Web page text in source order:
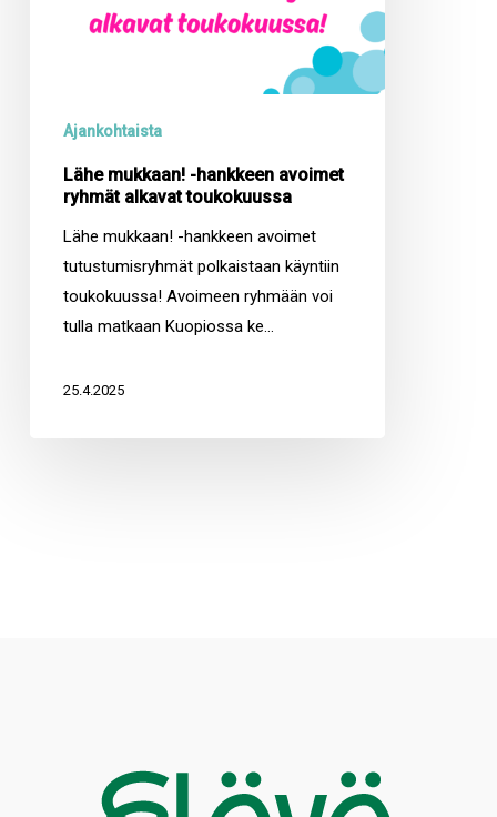
Ajankohtaista
Lähe mukkaan! -hankkeen avoimet
ryhmät alkavat toukokuussa
Lähe mukkaan! -hankkeen avoimet
tutustumisryhmät polkaistaan käyntiin
toukokuussa! Avoimeen ryhmään voi
tulla matkaan Kuopiossa ke…
25.4.2025